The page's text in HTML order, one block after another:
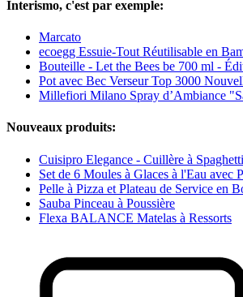
Interismo, c'est par exemple:
Marcato
ecoegg Essuie-Tout Réutilisable en
Bouteille - Let the Bees be 700 ml -
Pot avec Bec Verseur Top 3000
Millefiori Milano Spray d’Ambiance
Nouveaux produits:
Cuisipro Elegance - Cuillère à
Set de 6 Moules à Glaces à l'Eau avec
Pelle à Pizza et Plateau de Service en
Sauba Pinceau à Poussière
Flexa BALANCE Matelas à Ressorts